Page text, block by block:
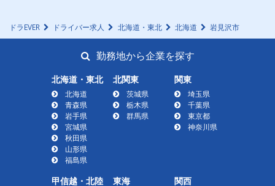
ドラEVER ドライバー求人 北海道・東北 北海道 岩見沢市
勤務地から企業を探す
北海道・東北
北海道
青森県
岩手県
宮城県
秋田県
山形県
福島県
北関東
茨城県
栃木県
群馬県
関東
埼玉県
千葉県
東京都
神奈川県
甲信越・北陸 東海 関西